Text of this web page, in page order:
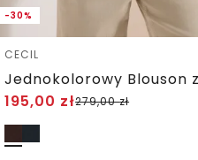
-30%
CECIL
195,00 zł279,00zł